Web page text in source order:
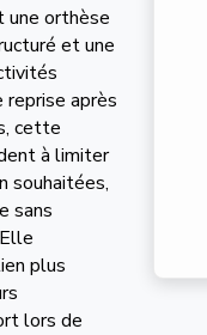
orthèse
et une
après
cette
à limiter
souhaitées,
sans
plus
lors de